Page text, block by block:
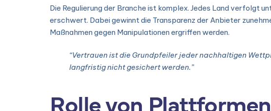
Die Regulierung der Branche ist komplex. Jedes Land verfolgt
erschwert. Dabei gewinnt die Transparenz der Anbieter
Maßnahmen gegen Manipulationen ergriffen werden.
“Vertrauen ist die Grundpfeiler jeder nachhaltigen
langfristig nicht gesichert werden.”
Rolle von